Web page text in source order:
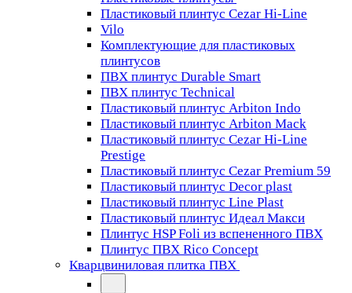
Пластиковый плинтус Cezar Hi-Line
Vilo
Комплектующие для пластиковых
плинтусов
ПВХ плинтус Durable Smart
ПВХ плинтус Technical
Пластиковый плинтус Arbiton Indo
Пластиковый плинтус Arbiton Mack
Пластиковый плинтус Cezar Hi-Line
Prestige
Пластиковый плинтус Cezar Premium 59
Пластиковый плинтус Decor plast
Пластиковый плинтус Line Plast
Пластиковый плинтус Идеал Макси
Плинтус HSP Foli из вспененного ПВХ
Плинтус ПВХ Rico Concept
Кварцвиниловая плитка ПВХ